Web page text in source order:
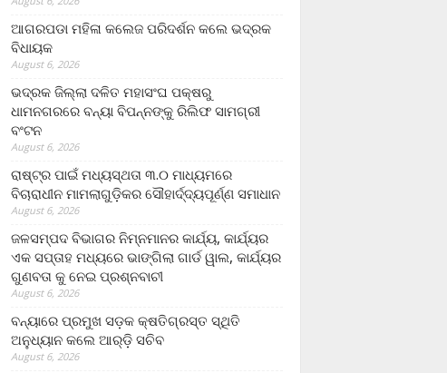
ଆଗରପଡା ମହିଳା କଲେଜ ପରିଦର୍ଶନ କଲେ ଭଦ୍ରକ
ବିଧାୟକ
August 6, 2026
ଭଦ୍ରକ ଜିଲ୍ଲା ଦଳିତ ମହାସଂଘ ପକ୍ଷରୁ
ଧାମନଗରରେ ବନ୍ୟା ବିପନ୍ନଙ୍କୁ ରିଲିଫ ସାମଗ୍ରୀ
ବଂଟନ
August 6, 2026
ରାଷ୍ଟ୍ର ପାଇଁ ମଧ୍ୟସ୍ଥତା ୩.୦ ମାଧ୍ୟମରେ
ବିଚାରାଧୀନ ମାମଲାଗୁଡ଼ିକର ସୌହାର୍ଦ୍ଦ୍ୟପୂର୍ଣ୍ଣ ସମାଧାନ
August 6, 2026
ଜଳସମ୍ପଦ ବିଭାଗର ନିମ୍ନମାନର କାର୍ଯ୍ୟ, କାର୍ଯ୍ୟର
ଏକ ସପ୍ତାହ ମଧ୍ୟରେ ଭାଙ୍ଗିଲା ଗାର୍ଡ ୱାଲ, କାର୍ଯ୍ୟର
ଗୁଣବତା କୁ ନେଇ ପ୍ରଶ୍ନବାଚୀ
August 6, 2026
ବନ୍ୟାରେ ପ୍ରମୁଖ ସଡ଼କ କ୍ଷତିଗ୍ରସ୍ତ ସ୍ଥିତି
ଅନୁଧ୍ୟାନ କଲେ ଆର୍‌ଡ଼ି ସଚିବ
August 6, 2026